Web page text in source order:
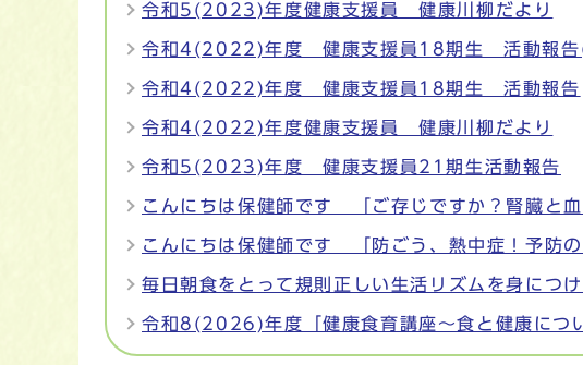
令和5(2023)年度健康支援員 健康川柳だより
令和4(2022)年度 健康支援員18期生 活動報告
令和4(2022)年度 健康支援員18期生 活動報告
令和4(2022)年度健康支援員 健康川柳だより
令和5(2023)年度 健康支援員21期生活動報告
こんにちは保健師です 「ご存じですか？腎臓と血
こんにちは保健師です 「防ごう、熱中症！予防の
毎日朝食をとって規則正しい生活リズムを身につ
令和8(2026)年度「健康食育講座～食と健康につ